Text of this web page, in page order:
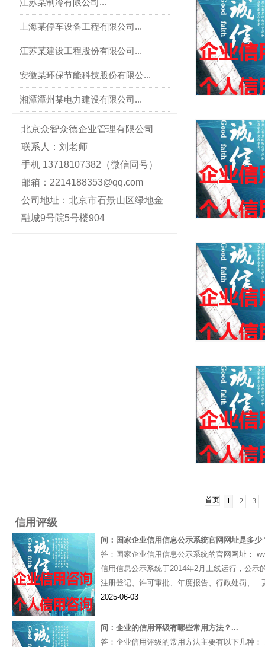
江苏某制冷有限公司...
上海某停车设备工程有限公司...
江苏某建设工程股份有限公司...
安徽某环保节能科技股份有限公...
湘潭潭州某电力建设有限公司...
北京众智众德企业管理有限公司
联系人：刘老师
手机 13718107382（微信同号）
邮箱：2214188353@qq.com
公司地址：北京市石景山区绿地金
融城9号院5号楼904
首页 1 2 3
信用评级
问：国家企业信用信息公示系统官网网址是多少
答：国家企业信用信息公示系统的官网网址：
信用信息公示系统于2014年2月上线运行，公示
注册登记、许可审批、年度报告、行政处罚、...
2025-06-03
问：企业的信用评级有哪些常用方法？...
答：企业信用评级的常用方法主要有以下几种